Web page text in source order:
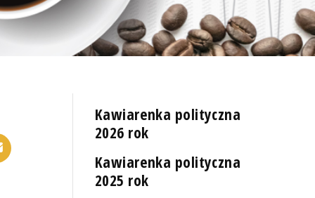
Kawiarenka polityczna
2026 rok
Kawiarenka polityczna
2025 rok